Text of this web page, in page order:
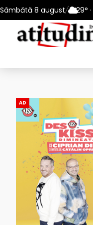
Sâmbătă 8 august/ 29°
– 13 august 2026
AD